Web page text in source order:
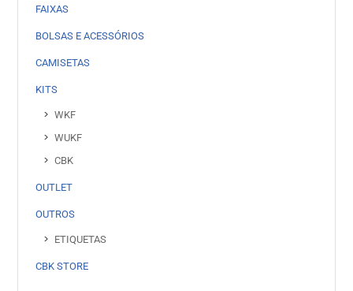
FAIXAS
BOLSAS E ACESSÓRIOS
CAMISETAS
KITS
WKF
WUKF
CBK
OUTLET
OUTROS
ETIQUETAS
CBK STORE